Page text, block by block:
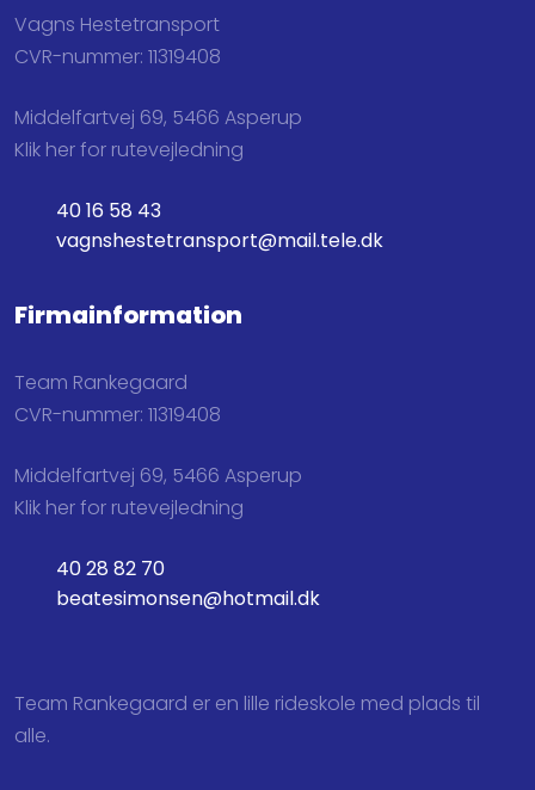
Vagns Hestetransport
CVR-nummer: 11319408
Middelfartvej 69, 5466 Asperup
Klik her for rutevejledning
40 16 58 43
vagnshestetransport@mail.tele.dk
Firmainformation
Team Rankegaard
CVR-nummer: 11319408
Middelfartvej 69, 5466 Asperup
Klik her for rutevejledning
40 28 82 70
beatesimonsen@hotmail.dk
Team Rankegaard er en lille rideskole med plads til
alle.